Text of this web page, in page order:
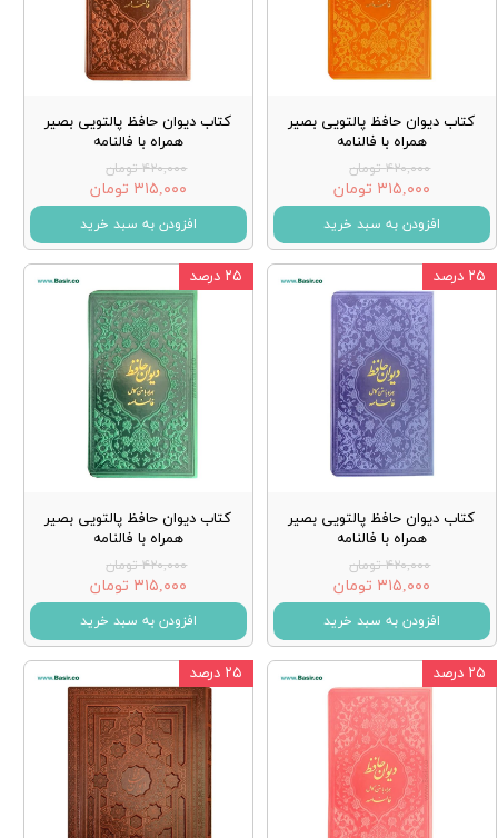
کتاب دیوان حافظ پالتویی بصیر
همراه با فالنامه
۴۲۰,۰۰۰ تومان
۳۱۵,۰۰۰ تومان
افزودن به سبد خرید
کتاب دیوان حافظ پالتویی بصیر
همراه با فالنامه
۴۲۰,۰۰۰ تومان
۳۱۵,۰۰۰ تومان
افزودن به سبد خرید
کتاب دیوان حافظ پالتویی بصیر
همراه با فالنامه
۴۲۰,۰۰۰ تومان
۳۱۵,۰۰۰ تومان
افزودن به سبد خرید
۲۵ درصد
کتاب دیوان حافظ پالتویی بصیر
همراه با فالنامه
۴۲۰,۰۰۰ تومان
۳۱۵,۰۰۰ تومان
افزودن به سبد خرید
۲۵ درصد
۲۵ درصد ۲۵ درصد